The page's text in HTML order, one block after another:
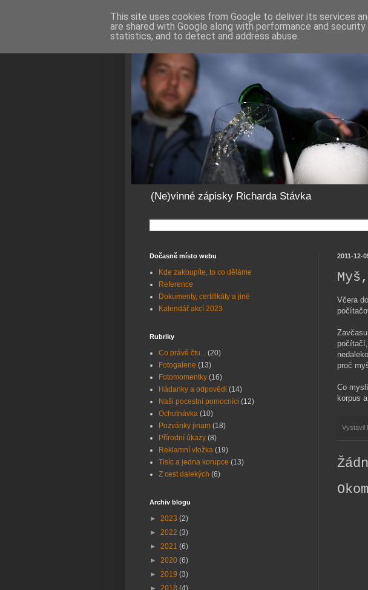
(Ne)vinné zápisky Richarda Stávka
2011-12-
Včera
proč
Co
korpus
Vystavil
Dočasně místo webu
Kde zakoupíte, to co děláme
Reference
Dokumenty, certifikáty a jiné
Kalendář akcí 2023
Rubriky
Co právě čtu... (20)
Fotogalerie (13)
Fotomomentky (16)
Hádanky a odpovědi (14)
Naši pocestní pomocníci (12)
Ochutnávka (10)
Pozvánky jinam (18)
Přírodní úkazy (8)
Reklamní vložka (19)
Tisíc a jedna korupce (13)
Z cest dalekých (6)
Archiv blogu
► 2023 (2)
► 2022 (3)
► 2021 (6)
► 2020 (6)
► 2019 (3)
This site uses cookies from Google to deliver its services
are shared with Google along with performance and
statistics, and to detect and address abuse.